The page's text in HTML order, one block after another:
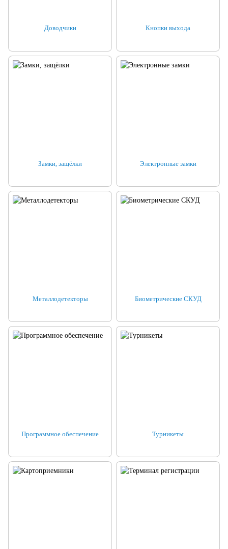
Доводчики Кнопки выхода
Замки, защёлки Электронные замки
Металлодетекторы Биометрические СКУД
Программное обеспечение Турникеты